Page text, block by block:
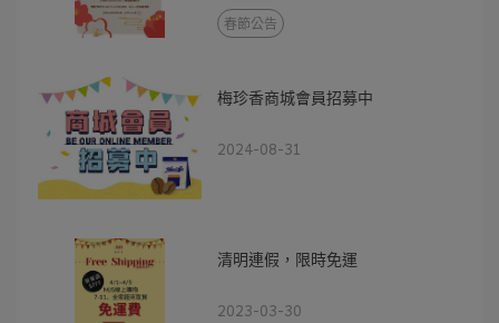
春節公告
梅珍香商城會員招募中
2024-08-31
清明連假，限時免運
2023-03-30